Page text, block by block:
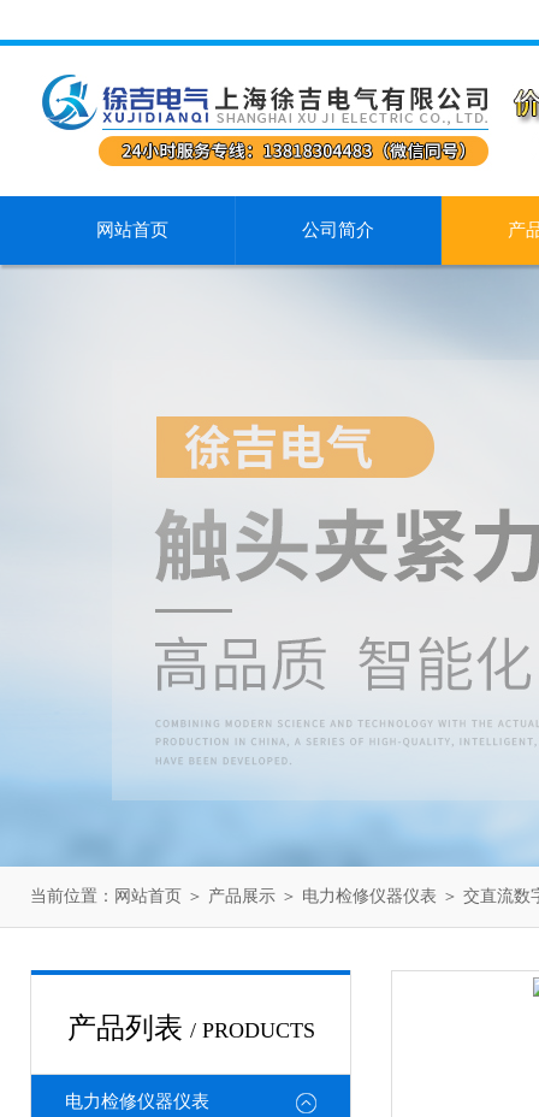
网站首页 公司简介 产
当前位置： 网站首页 ＞ 产品展示 ＞ 电力检修仪器仪表 ＞ 交直流数
产品列表 / PRODUCTS
电力检修仪器仪表